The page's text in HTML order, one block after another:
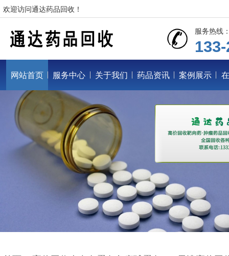
欢迎访问通达药品回收！
服务热线
网站首页 服务中心 关于我们 药品资讯 案例展示